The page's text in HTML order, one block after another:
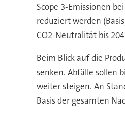
Scope 3-Emissionen
reduziert werden
CO2-Neutralität bis
Beim Blick auf die
senken. Abfälle sollen
weiter steigen. An
Basis der gesamten